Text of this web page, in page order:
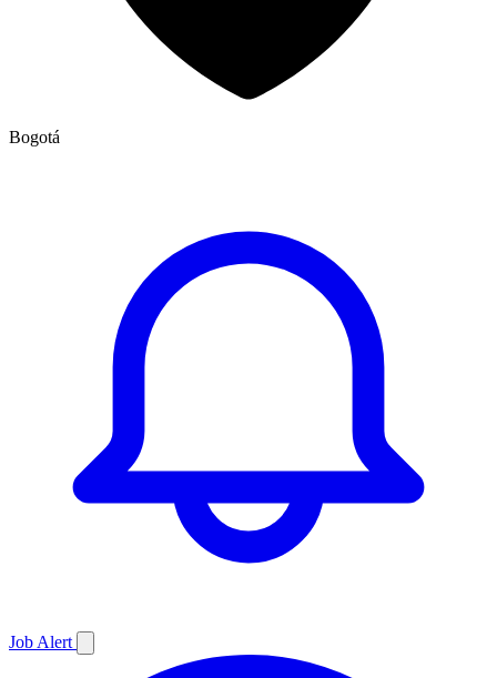
Bogotá
Job Alert